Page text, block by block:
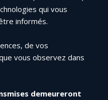
qui vous
informés.
de vos
vous observez dans
demeureront